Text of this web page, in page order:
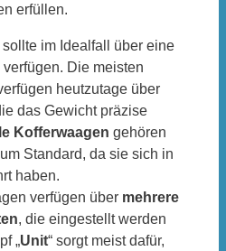
erfüllen.
im Idealfall über eine
verfügen. Die meisten
heutzutage über
das Gewicht präzise
Kofferwaagen gehören
Standard, da sie sich in
haben.
verfügen über mehrere
, die eingestellt werden
„Unit“ sorgt meist dafür,